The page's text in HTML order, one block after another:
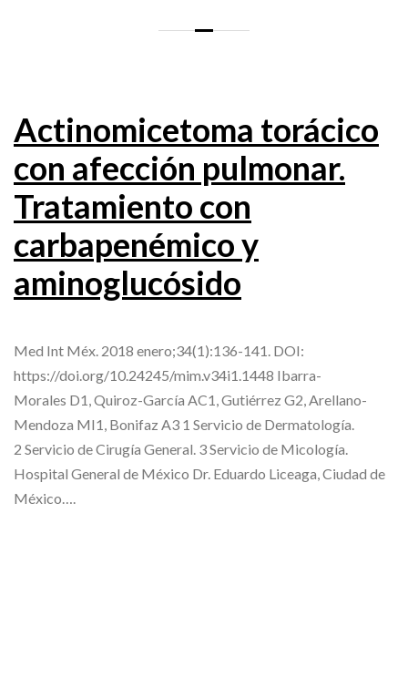
Actinomicetoma torácico
con afección pulmonar.
Tratamiento con
carbapenémico y
aminoglucósido
Med Int Méx. 2018 enero;34(1):136-141. DOI:
https://doi.org/10.24245/mim.v34i1.1448 Ibarra-
Morales D1, Quiroz-García AC1, Gutiérrez G2, Arellano-
Mendoza MI1, Bonifaz A3 1 Servicio de Dermatología.
2 Servicio de Cirugía General. 3 Servicio de Micología.
Hospital General de México Dr. Eduardo Liceaga, Ciudad de
México….